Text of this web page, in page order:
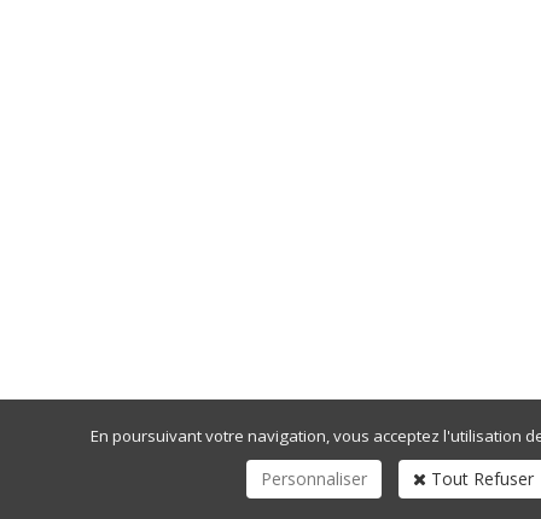
En poursuivant votre navigation, vous acceptez l'utilisation
Personnaliser Tout Refuser